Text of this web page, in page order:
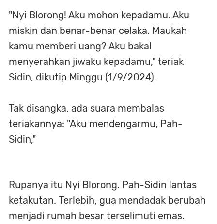
"Nyi Blorong! Aku mohon kepadamu. Aku
miskin dan benar-benar celaka. Maukah
kamu memberi uang? Aku bakal
menyerahkan jiwaku kepadamu," teriak
Sidin, dikutip Minggu (1/9/2024).
Tak disangka, ada suara membalas
teriakannya: "Aku mendengarmu, Pah-
Sidin,"
Rupanya itu Nyi Blorong. Pah-Sidin lantas
ketakutan. Terlebih, gua mendadak berubah
menjadi rumah besar terselimuti emas.